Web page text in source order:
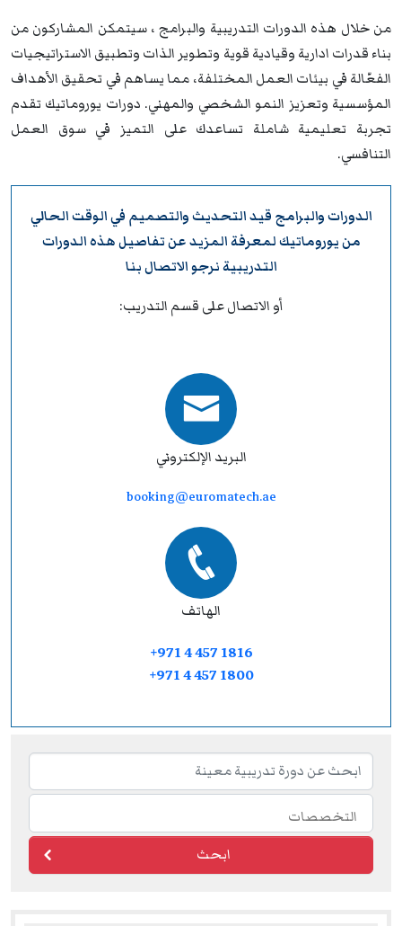
من خلال هذه الدورات التدريبية والبرامج ، سيتمكن المشاركون من
بناء قدرات ادارية وقيادية قوية وتطوير الذات وتطبيق الاستراتيجيات
الفعّالة في بيئات العمل المختلفة، مما يساهم في تحقيق الأهداف
المؤسسية وتعزيز النمو الشخصي والمهني. دورات يوروماتيك تقدم
تجربة تعليمية شاملة تساعدك على التميز في سوق العمل
التنافسي.
الدورات والبرامج قيد التحديث والتصميم في الوقت الحالي
منيوروماتيكلمعرفة المزيد عن تفاصيل هذه الدورات
التدريبية نرجوالاتصال بنا
أو الاتصال على قسم التدريب:
البريد الإلكتروني
booking@euromatech.ae
الهاتف
+971 4 457 1816
+971 4 457 1800
ابحث